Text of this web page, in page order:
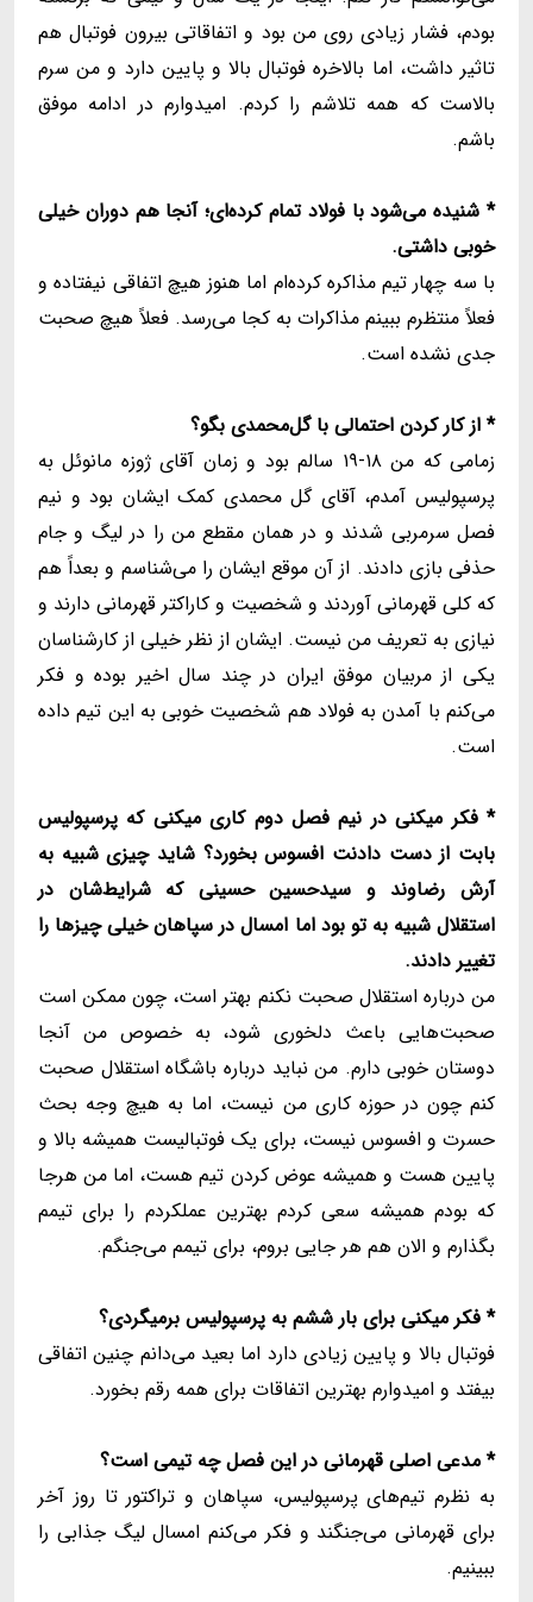
بودم، فشار زیادی روی من بود و اتفاقاتی بیرون فوتبال هم
تاثیر داشت، اما بالاخره فوتبال بالا و پایین دارد و من سرم
بالاست که همه تلاشم را کردم. امیدوارم در ادامه موفق
باشم.
* شنیده می‌شود با فولاد تمام کرده‌ای؛ آنجا هم دوران خیلی
خوبی داشتی.
با سه چهار تیم مذاکره کرده‌ام اما هنوز هیچ اتفاقی نیفتاده و
فعلاً منتظرم ببینم مذاکرات به کجا می‌رسد. فعلاً هیچ صحبت
جدی نشده است.
* از کار کردن احتمالی با گل‌محمدی بگو؟
زمامی که من ۱۸-۱۹ سالم بود و زمان آقای ژوزه مانوئل به
پرسپولیس آمدم، آقای گل محمدی کمک ایشان بود و نیم
فصل سرمربی شدند و در همان مقطع من را در لیگ و جام
حذفی بازی دادند. از آن موقع ایشان را می‌شناسم و بعداً هم
که کلی قهرمانی آوردند و شخصیت و کاراکتر قهرمانی دارند و
نیازی به تعریف من نیست. ایشان از نظر خیلی از کارشناسان
یکی از مربیان موفق ایران در چند سال اخیر بوده و فکر
می‌کنم با آمدن به فولاد هم شخصیت خوبی به این تیم داده
است.
* فکر میکنی در نیم فصل دوم کاری میکنی که پرسپولیس
بابت از دست دادنت افسوس بخورد؟ شاید چیزی شبیه به
آرش رضاوند و سیدحسین حسینی که شرایط‌شان در
استقلال شبیه به تو بود اما امسال در سپاهان خیلی چیزها را
تغییر دادند.
من درباره استقلال صحبت نکنم بهتر است، چون ممکن است
صحبت‌هایی باعث دلخوری شود، به خصوص من آنجا
دوستان خوبی دارم. من نباید درباره باشگاه استقلال صحبت
کنم چون در حوزه کاری من نیست، اما به هیچ وجه بحث
حسرت و افسوس نیست، برای یک فوتبالیست همیشه بالا و
پایین هست و همیشه عوض کردن تیم هست، اما من هرجا
که بودم همیشه سعی کردم بهترین عملکردم را برای تیمم
بگذارم و الان هم هر جایی بروم، برای تیمم می‌جنگم.
* فکر میکنی برای بار ششم به پرسپولیس برمیگردی؟
فوتبال بالا و پایین زیادی دارد اما بعید می‌دانم چنین اتفاقی
بیفتد و امیدوارم بهترین اتفاقات برای همه رقم بخورد.
* مدعی اصلی قهرمانی در این فصل چه تیمی است؟
به نظرم تیم‌های پرسپولیس، سپاهان و تراکتور تا روز آخر
برای قهرمانی می‌جنگند و فکر می‌کنم امسال لیگ جذابی را
ببینیم.